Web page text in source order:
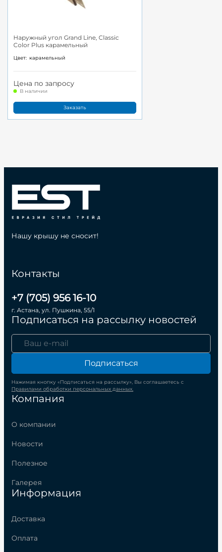
Наружный угол Grand Line, Classic
Color Plus карамельный
Цвет: карамельный
Цена по запросу
В наличии
Заказать
Компания
О компании
Новости
Полезное
Галерея
Информация
Доставка
Оплата
Контакты
+7 (705) 956 16-10
г. Астана, ул. Пушкина, 55/1
Подписаться на рассылку новостей
Подписаться
Нажимая кнопку «Подписаться на рассылку», Вы соглашаетесь с
Правилами обработки персональных данных.
Нашу крышу не сносит!